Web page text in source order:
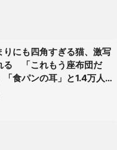
りにも四角すぎる猫、激写
る 「これもう座布団だ
「食パンの耳」と1.4万人困